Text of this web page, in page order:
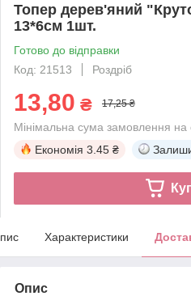
Топер дерев'яний
13*6см 1шт.
Готово до відправки
Код: 21513
Роздріб
13,80 ₴ 17,25 ₴
Мінімальна сума замовлення
Економія 3.45 ₴
Характеристики
Опис